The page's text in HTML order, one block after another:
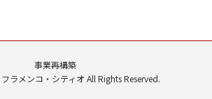
事業再構築
ラメンコ・シティオ All Rights Reserved.